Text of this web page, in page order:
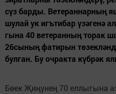
сүз барды. Ветераннарның
шулай ук игътибар үзәгенә
гына 40 ветеранның торак
26сының фатирын
булган. Бу очракта күбрәк
Бөек Җиңүнең 70 еллыгына